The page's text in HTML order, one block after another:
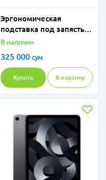
Эргономическая
подставка под запястье
HyperX Wrist Rest
В наличии
325 000 сум
Купить В корзину